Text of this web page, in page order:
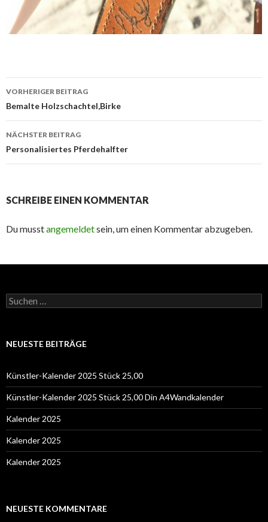
Beitrags-
Navigation
VORHERIGER BEITRAG
Bemalte Holzschachtel,Birke
NÄCHSTER BEITRAG
Personalisiertes Pferdehalfter
SCHREIBE EINEN KOMMENTAR
Du musstangemeldetsein, um einen Kommentar abzugeben.
Suchen
nach:
NEUESTE BEITRÄGE
Künstler-Kalender 2025 Stück 25,00
Künstler-Kalender 2025 Stück 25,00 Din A4Wandkalender
Kalender 2025
Kalender 2025
Kalender 2025
NEUESTE KOMMENTARE